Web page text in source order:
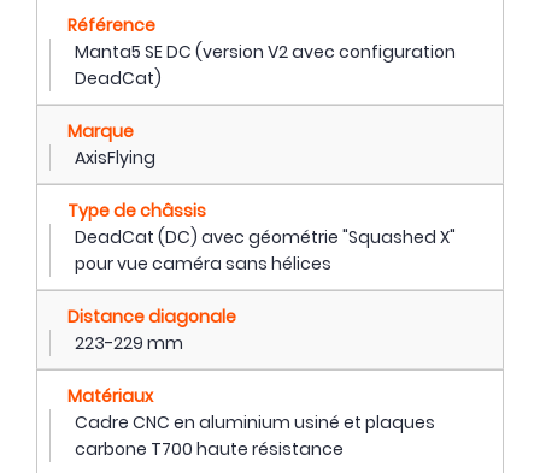
Référence
Manta5 SE DC (version V2 avec configuration
DeadCat)
Marque
AxisFlying
Type de châssis
DeadCat (DC) avec géométrie "Squashed X"
pour vue caméra sans hélices
Distance diagonale
223-229 mm
Matériaux
Cadre CNC en aluminium usiné et plaques
carbone T700 haute résistance